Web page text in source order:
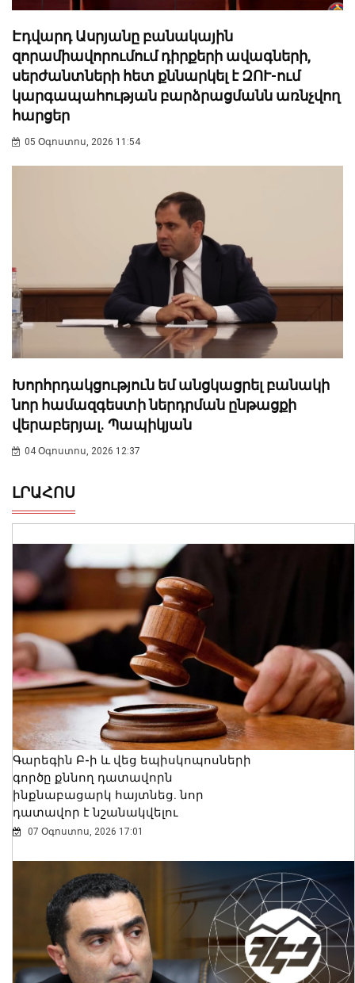
Էդվարդ Ասրյանը բանակային
զորամիավորումում դիրքերի ավագների,
սերժանտների հետ քննարկել է ԶՈՒ-ում
կարգապահության բարձրացմանն առնչվող
հարցեր
05 Օգոստոս, 2026 11:54
Խորհրդակցություն եմ անցկացրել բանակի
նոր համազգեստի ներդրման ընթացքի
վերաբերյալ. Պապիկյան
04 Օգոստոս, 2026 12:37
ԼՐԱՀՈՍ
Գարեգին Բ-ի և վեց եպիսկոպոսների
գործը քննող դատավորն
ինքնաբացարկ հայտնեց. նոր
դատավոր է նշանակվելու
07 Օգոստոս, 2026 17:01